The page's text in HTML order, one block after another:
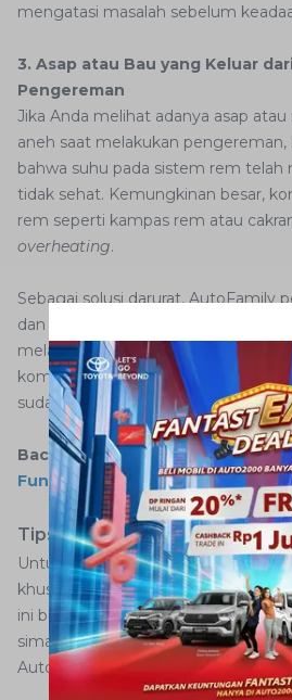
mengatasi masalah sebelum
3. Asap atau Bau yang Keluar
Pengereman
Jika Anda melihat adanya asap
aneh saat melakukan pengereman,
bahwa suhu pada sistem rem
tidak sehat. Kemungkinan besar,
rem seperti kampas rem atau
overheating.
Sebagai solusi darurat, AutoFamily
dan membiarkan sistem rem
melanjutkan perjalanan. Periksa
komponen tersebut dan pastikan
sudah aus atau rusak di bengkel
Baca juga:15 Komponen Gardan
Fungsinya
Tips Menjaga Kinerja Rem
Untuk menjaga kinerja rem mobil,
khusus terhadap beberapa aspek
ini bekerja dengan optimal saat
simak beberapa cara mengatasi
AutoFamily sedang berkendara